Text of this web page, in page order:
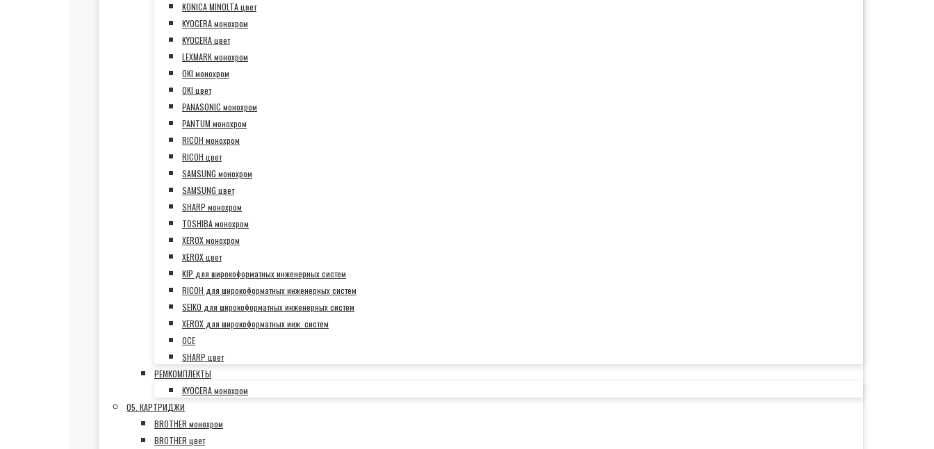
KONICA MINOLTA цвет
KYOCERA монохром
KYOCERA цвет
LEXMARK монохром
OKI монохром
OKI цвет
PANASONIC монохром
PANTUM монохром
RICOH монохром
RICOH цвет
SAMSUNG монохром
SAMSUNG цвет
SHARP монохром
TOSHIBA монохром
XEROX монохром
XEROX цвет
KIP для широкоформатных инженерных систем
RICOH для широкоформатных инженерных систем
SEIKO для широкоформатных инженерных систем
XEROX для широкоформатных инж. систем
OCE
SHARP цвет
РЕМКОМПЛЕКТЫ
KYOCERA монохром
05. КАРТРИДЖИ
BROTHER монохром
BROTHER цвет